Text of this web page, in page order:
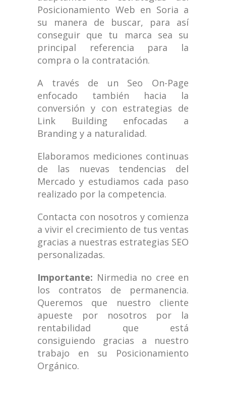
Posicionamiento Web en Soria a
su manera de buscar, para así
conseguir que tu marca sea su
principal referencia para la
compra o la contratación.
A través de un Seo On-Page
enfocado también hacia la
conversión y con estrategias de
Link Building enfocadas a
Branding y a naturalidad.
Elaboramos mediciones continuas
de las nuevas tendencias del
Mercado y estudiamos cada paso
realizado por la competencia.
Contacta con nosotros y comienza
a vivir el crecimiento de tus ventas
gracias a nuestras estrategias SEO
personalizadas.
Importante: Nirmedia no cree en
los contratos de permanencia.
Queremos que nuestro cliente
apueste por nosotros por la
rentabilidad que está
consiguiendo gracias a nuestro
trabajo en su Posicionamiento
Orgánico.